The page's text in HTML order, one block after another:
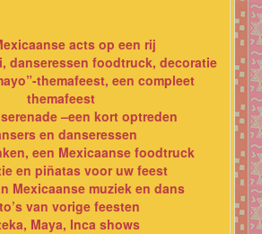
acts op een rij
danseressen foodtruck, decoratie
themafeest, een compleet
themafeest
–een kort optreden
en danseressen
een Mexicaanse foodtruck
en piñatas voor uw feest
Mexicaanse muziek en dans
van vorige feesten
Maya, Inca shows